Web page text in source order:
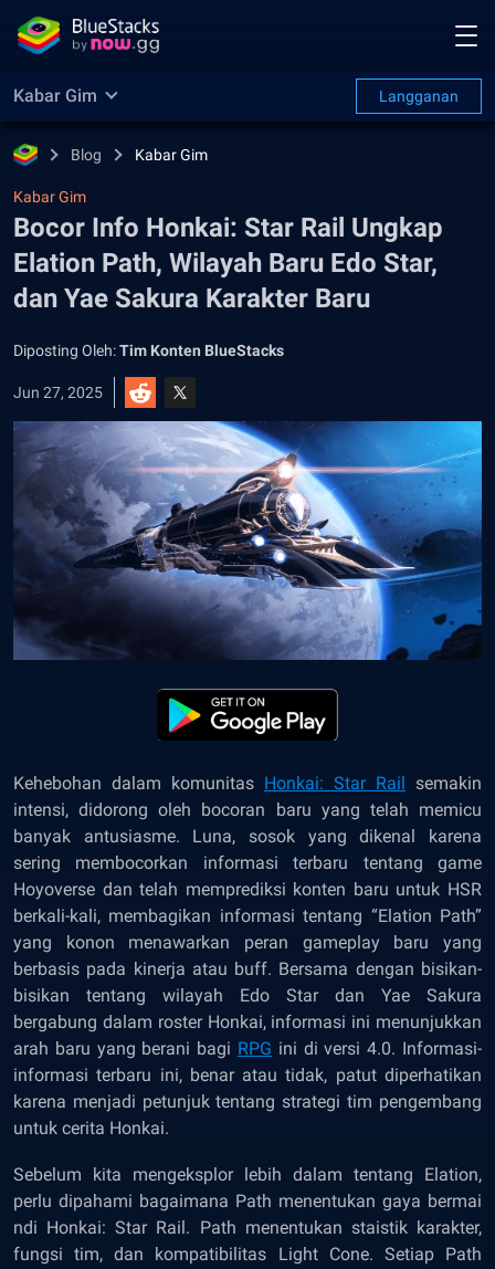
Kabar Gim Langganan
Blog Kabar Gim
Kabar Gim
Bocor Info Honkai: Star Rail Ungkap
Elation Path, Wilayah Baru Edo Star,
dan Yae Sakura Karakter Baru
Diposting Oleh:Tim Konten BlueStacks
Jun 27, 2025
Kehebohan dalam komunitas Honkai: Star Rail semakin
intensi, didorong oleh bocoran baru yang telah memicu
banyak antusiasme. Luna, sosok yang dikenal karena
sering membocorkan informasi terbaru tentang game
Hoyoverse dan telah memprediksi konten baru untuk HSR
berkali-kali, membagikan informasi tentang “Elation Path”
yang konon menawarkan peran gameplay baru yang
berbasis pada kinerja atau buff. Bersama dengan bisikan-
bisikan tentang wilayah Edo Star dan Yae Sakura
bergabung dalam roster Honkai, informasi ini menunjukkan
arah baru yang berani bagi RPG ini di versi 4.0. Informasi-
informasi terbaru ini, benar atau tidak, patut diperhatikan
karena menjadi petunjuk tentang strategi tim pengembang
untuk cerita Honkai.
Sebelum kita mengeksplor lebih dalam tentang Elation,
perlu dipahami bagaimana Path menentukan gaya bermai
ndi Honkai: Star Rail. Path menentukan staistik karakter,
fungsi tim, dan kompatibilitas Light Cone. Setiap Path